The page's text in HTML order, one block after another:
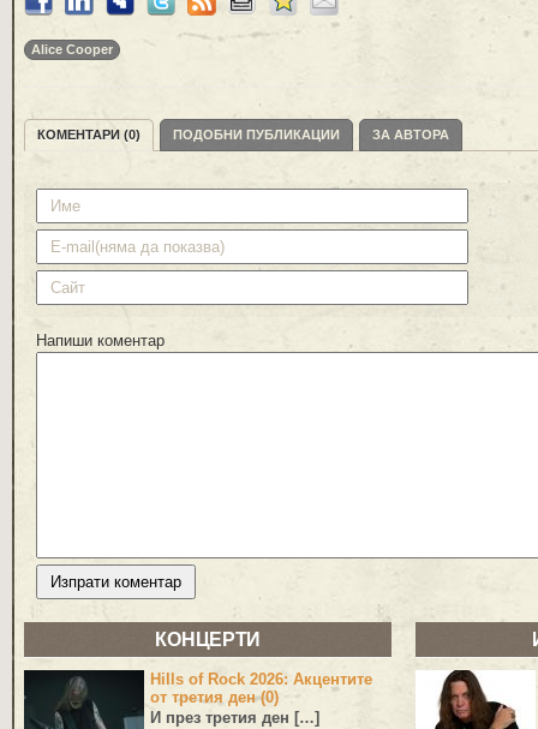
Alice Cooper
КОМЕНТАРИ (0) ПОДОБНИ ПУБЛИКАЦИИ ЗА АВТОРА
Напиши коментар
КОНЦЕРТИ
Hills of Rock 2026: Акцентите
от третия ден (0)
И през третия ден […]